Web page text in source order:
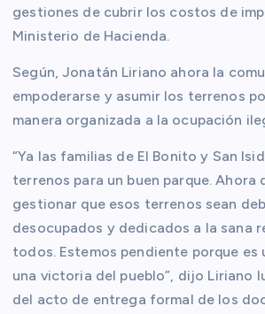
gestiones de cubrir los costos de
Ministerio de Hacienda.
Según, Jonatán Liriano ahora la
empoderarse y asumir los terrenos
manera organizada a la ocupación
“Ya las familias de El Bonito y San
terrenos para un buen parque. Ahora
gestionar que esos terrenos sean
desocupados y dedicados a la sana
todos. Estemos pendiente porque es
una victoria del pueblo”, dijo Liriano
del acto de entrega formal de los